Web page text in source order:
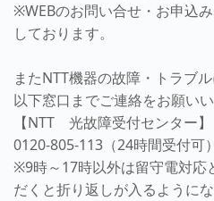
※WEBのお問い合せ・お申込
しております。
またNTT機器の故障・トラブ
以下窓口までご連絡をお願いい
【NTT 光故障受付センター】
0120-805-113（24時間受付可）
※9時～17時以外は留守電対応
だくと折り返しが入るようにな